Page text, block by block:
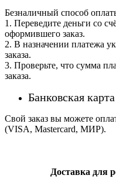
Безналичный способ
1. Переведите деньги со
оформившего заказ.
2. В назначении платежа
заказа.
3. Проверьте, что сумма
заказа.
Банковская карта
Свой заказ вы можете
(VISA, Mastercard, МИР).
Доставка для